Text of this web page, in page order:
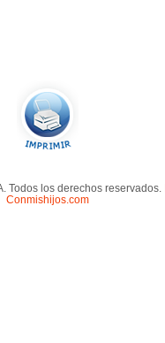
Todos los derechos reservados.
Conmishijos.com